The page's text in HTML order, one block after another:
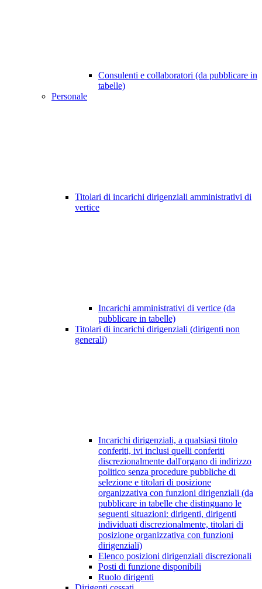
Consulenti e collaboratori (da pubblicare in
tabelle)
Personale
Titolari di incarichi dirigenziali amministrativi di
vertice
Incarichi amministrativi di vertice (da
pubblicare in tabelle)
Titolari di incarichi dirigenziali (dirigenti non
generali)
Incarichi dirigenziali, a qualsiasi titolo
conferiti, ivi inclusi quelli conferiti
discrezionalmente dall'organo di indirizzo
politico senza procedure pubbliche di
selezione e titolari di posizione
organizzativa con funzioni dirigenziali (da
pubblicare in tabelle che distinguano le
seguenti situazioni: dirigenti, dirigenti
individuati discrezionalmente, titolari di
posizione organizzativa con funzioni
dirigenziali)
Elenco posizioni dirigenziali discrezionali
Posti di funzione disponibili
Ruolo dirigenti